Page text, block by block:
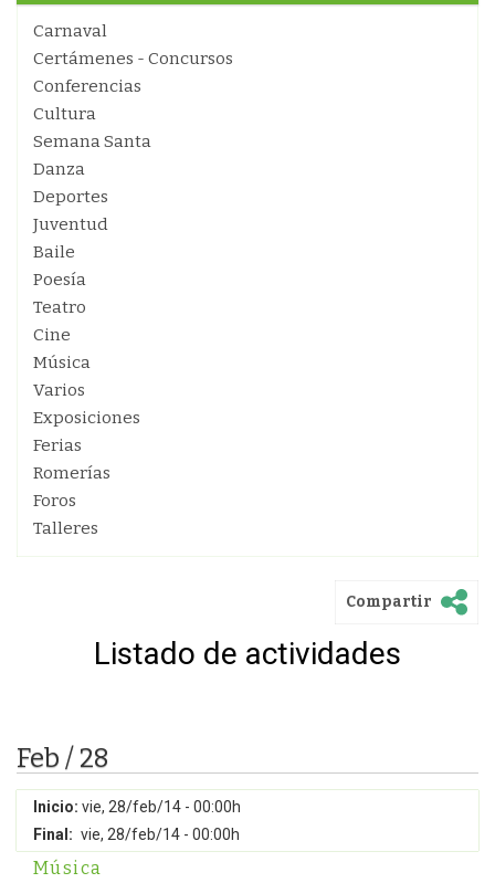
Carnaval
Certámenes - Concursos
Conferencias
Cultura
Semana Santa
Danza
Deportes
Juventud
Baile
Poesía
Teatro
Cine
Música
Varios
Exposiciones
Ferias
Romerías
Foros
Talleres
Compartir
Listado de actividades
Feb / 28
Inicio: vie, 28/feb/14 - 00:00h
Final: vie, 28/feb/14 - 00:00h
Música